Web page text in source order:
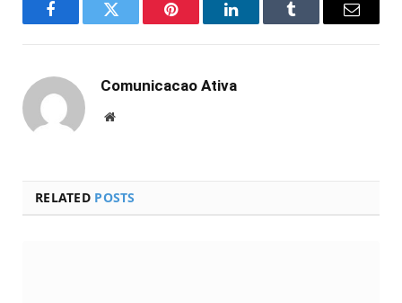
FacebookTwitter Pinterest LinkedInTumblr Email
Comunicacao Ativa
Website
RELATED POSTS